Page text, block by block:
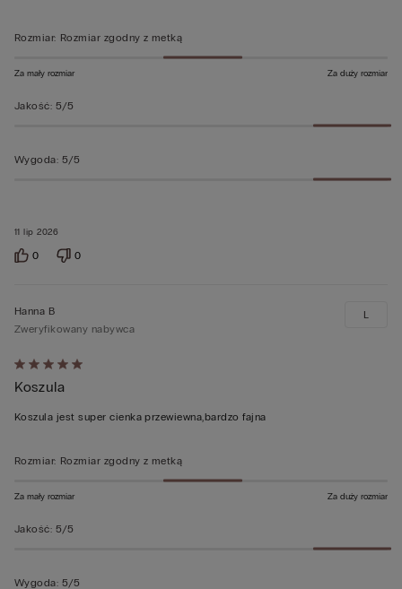
11 lip 2026
Rozmiar: Rozmiar zgodny z metką
Za mały rozmiar Za duży rozmiar
Jakość: 5/5
Wygoda: 5/5
0 0
Ocena
5
z
Hanna B
Zweryfikowany nabywca
Koszula
Koszula jest super cienka przewiewna,bardzo fajna
L
Rozmiar: Rozmiar zgodny z metką
Za mały rozmiar Za duży rozmiar
Jakość: 5/5
Wygoda: 5/5